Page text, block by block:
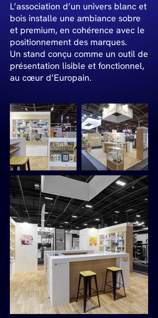
L’association d’un univers blanc et
bois installe une ambiance sobre
et premium, en cohérence avec le
positionnement des marques.
Un stand conçu comme un outil de
présentation lisible et fonctionnel,
au cœur d’Europain.